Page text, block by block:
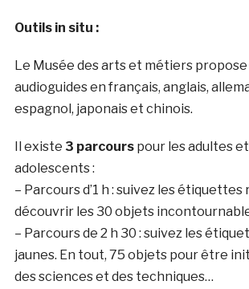
Outils in situ :
Le Musée des arts et métiers propose
audioguides en français, anglais,
espagnol, japonais et chinois.
Il existe 3 parcourspour les adultes
adolescents :
– Parcours d’1 h : suivez les
découvrir les 30 objets
– Parcours de 2 h 30 : suivez les
jaunes. En tout, 75 objets pour être
des sciences et des techniques…